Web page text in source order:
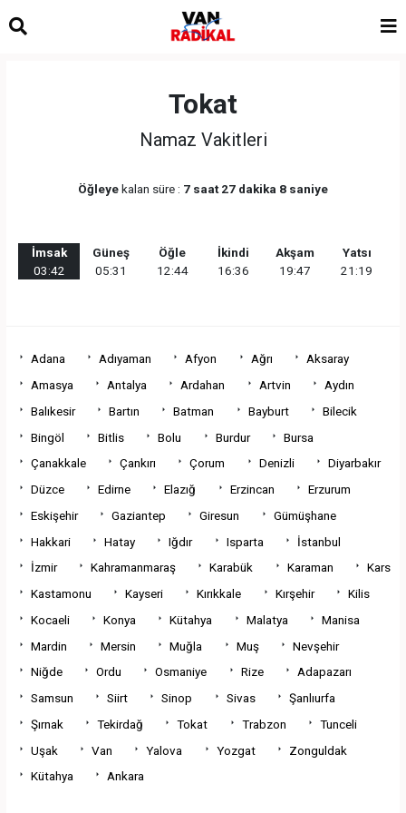
Tokat
Namaz Vakitleri
Öğleyekalan süre : 7 saat 27 dakika 8 saniye
İmsak
03:42
Güneş
05:31
Öğle
12:44
İkindi
16:36
Akşam
19:47
Yatsı
21:19
Adana Adıyaman Afyon Ağrı
Aksaray
Amasya
Antalya Ardahan Artvin
Aydın
Balıkesir
Bartın Batman Bayburt
Bilecik
Bingöl
Bitlis Bolu Burdur
Bursa
Çanakkale
Çankırı Çorum Denizli
Diyarbakır
Düzce
Edirne Elazığ Erzincan
Erzurum
Eskişehir
Gaziantep Giresun
Gümüşhane
Hakkari
Hatay Iğdır Isparta
İstanbul
İzmir
Kahramanmaraş Karabük Karaman
Kars
Kastamonu
Kayseri Kırıkkale Kırşehir
Kilis
Kocaeli
Konya Kütahya Malatya
Manisa
Mardin
Mersin Muğla Muş
Nevşehir
Niğde
Ordu Osmaniye Rize
Adapazarı
Samsun
Siirt Sinop Sivas
Şanlıurfa
Şırnak
Tekirdağ Tokat Trabzon
Tunceli
Uşak
Van Yalova Yozgat
Zonguldak
Kütahya
Ankara